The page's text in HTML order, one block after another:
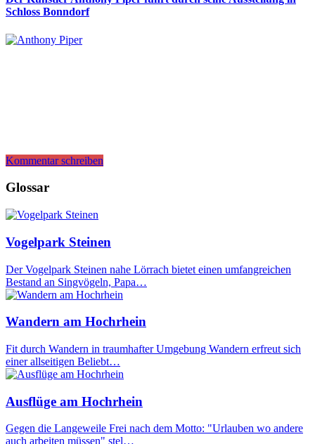
Schloss Bonndorf
Kommentar schreiben
Glossar
Vogelpark Steinen
Der Vogelpark Steinen nahe Lörrach bietet einen umfangreichen
Bestand an Singvögeln, Papa…
Wandern am Hochrhein
Fit durch Wandern in traumhafter Umgebung Wandern erfreut sich
einer allseitigen Beliebt…
Ausflüge am Hochrhein
Gegen die Langeweile Frei nach dem Motto: "Urlauben wo andere
auch arbeiten müssen" stel…